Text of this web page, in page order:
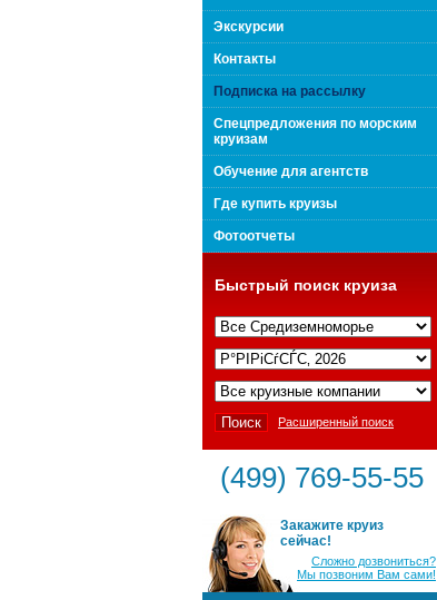
поколения "Вип Круиз
Интернешнл"
Экскурсии
Контакты
Подписка на рассылку
Спецпредложения по морским
круизам
Обучение для агентств
Где купить круизы
Фотоотчеты
Быстрый поиск круиза
Расширенный поиск
(499) 769-55-55
Закажите круиз
сейчас!
Сложно дозвониться?
Мы позвоним Вам сами!